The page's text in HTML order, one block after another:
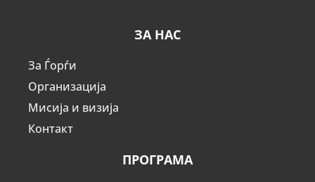
ЗА НАС
За Ѓорѓи
Организација
Мисија и визија
Контакт
ПРОГРАМА